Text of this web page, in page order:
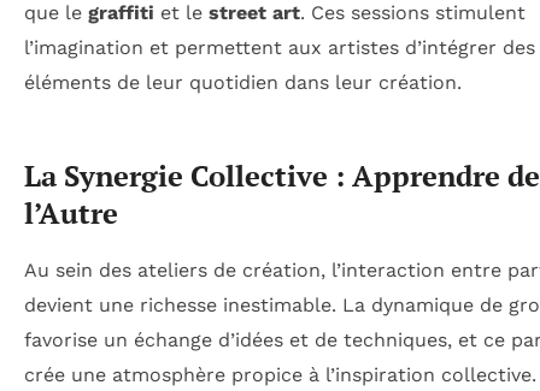
que le graffiti et le street art. Ces sessions stimulent
l’imagination et permettent aux artistes d’intégrer des
éléments de leur quotidien dans leur création.
La Synergie Collective : Apprendre de
l’Autre
Au sein des ateliers de création, l’interaction entre
devient une richesse inestimable. La dynamique de
favorise un échange d’idées et de techniques, et ce
crée une atmosphère propice à l’inspiration collective.